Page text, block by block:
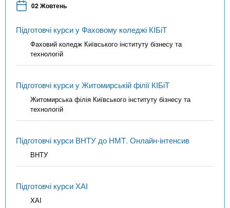
02 Жовтень
Підготовчі курси у Фаховому коледжі КІБіТ
Фаховий коледж Київського інституту бізнесу та
технологій
Підготовчі курси у Житомирській філії КІБіТ
Житомирська філія Київського інституту бізнесу та
технологій
Підготовчі курси ВНТУ до НМТ. Онлайн-інтенсив
ВНТУ
Підготовчі курси ХАІ
ХАІ